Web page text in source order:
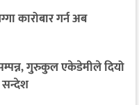
कारोबार गर्न अब
गुरुकुल एकेडेमीले दियो
सन्देश